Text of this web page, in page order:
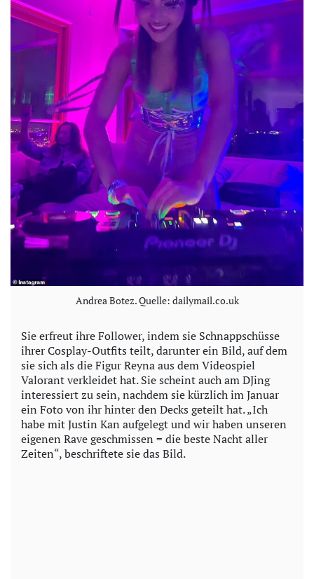
Andrea Botez. Quelle: dailymail.co.uk
Sie erfreut ihre Follower, indem sie Schnappschüsse
ihrer Cosplay-Outfits teilt, darunter ein Bild, auf dem
sie sich als die Figur Reyna aus dem Videospiel
Valorant verkleidet hat. Sie scheint auch am DJing
interessiert zu sein, nachdem sie kürzlich im Januar
ein Foto von ihr hinter den Decks geteilt hat. „Ich
habe mit Justin Kan aufgelegt und wir haben unseren
eigenen Rave geschmissen = die beste Nacht aller
Zeiten“, beschriftete sie das Bild.